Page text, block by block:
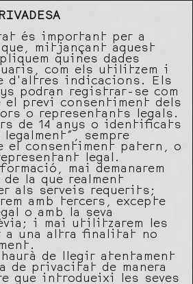
és important per a
mitjançant aquest
quines dades
com els utilitzem i
d’altres indicacions. Els
podran registrar-se com
el previ consentiment dels
o representants legals.
de 14 anys o identificats
legalment”, sempre
el consentiment patern, o
legal.
mai demanarem
la que realment
als serveis requerits;
amb tercers, excepte
o amb la seva
i mai utilitzarem les
a una altra finalitat no
de llegir atentament
de privacitat de manera
que introdueixi les seves